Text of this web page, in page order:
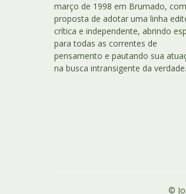
março de 1998 em Brumado,
proposta de adotar uma linha
crítica e independente, abrindo
para todas as correntes de
pensamento e pautando sua
na busca intransigente da verdade.
©